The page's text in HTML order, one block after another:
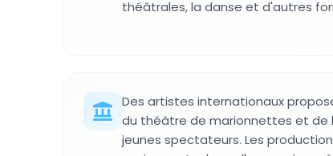
théâtrales, la danse et d'autres
Des artistes internationaux
du théâtre de marionnettes et de
jeunes spectateurs. Les